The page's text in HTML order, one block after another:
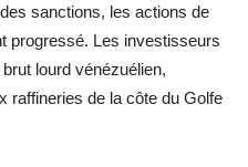
sanctions, les actions de
progressé. Les investisseurs
lourd vénézuélien,
raffineries de la côte du Golfe